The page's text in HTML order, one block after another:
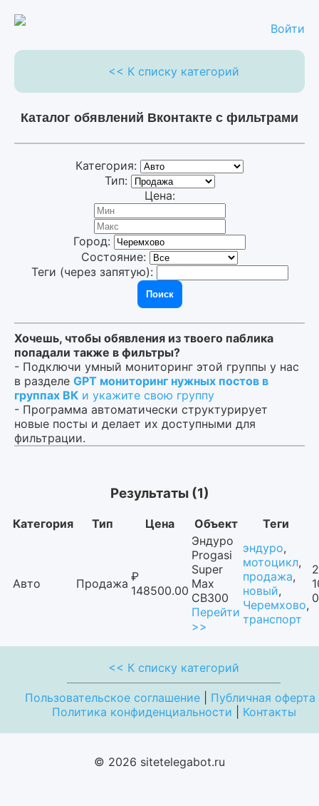
Войти
<< К списку категорий
Каталог обявлений Вконтакте с фильтрами
Категория:
Тип:
Цена:
Город:
Состояние:
Теги (через запятую):
Поиск
Хочешь, чтобы обявления из твоего паблика
попадали также в фильтры?
- Подключи умный мониторинг этой группы у нас
в разделе GPT мониторинг нужных постов в
группах ВК и укажите свою группу
- Программа автоматически структурирует
новые посты и делает их доступными для
фильтрации.
Результаты (1)
Категория Тип Цена Объект Теги
Авто Продажа ₽
148500.00
Эндуро
Progasi
Super
Max
CB300
Перейти
>>
эндуро,
мотоцикл,
продажа,
новый,
Черемхово,
транспорт
<< К списку категорий
Пользовательское соглашение Публичная оферта
Политика конфиденциальности
Контакты
© 2026 sitetelegabot.ru